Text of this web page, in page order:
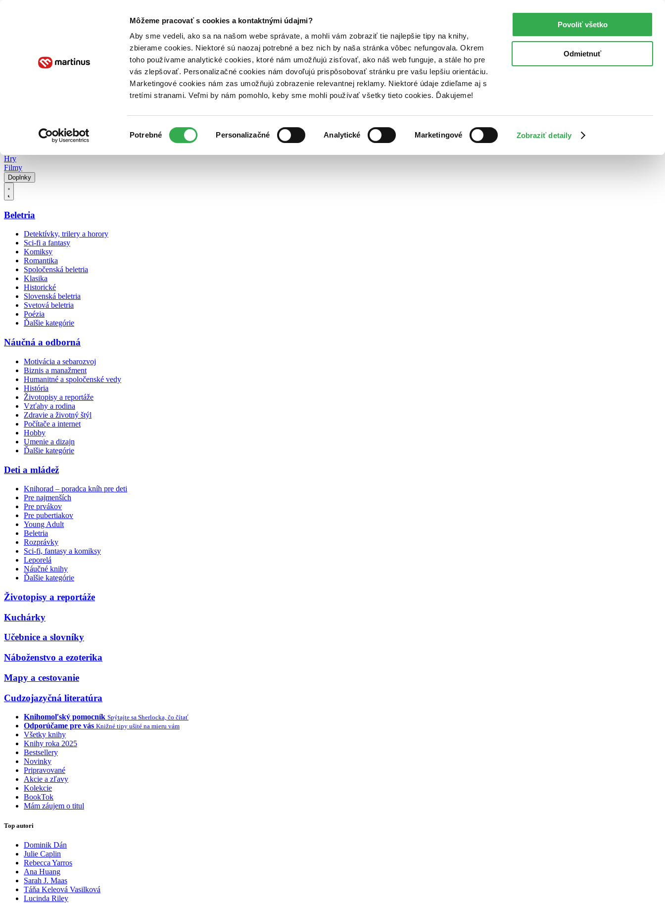
Môžeme pracovať s cookies a kontaktnými údajmi?
Aby sme vedeli, ako sa na našom webe správate, a mohli vám zobraziť tie najlepšie tipy na knihy,
zbierame cookies. Niektoré sú naozaj potrebné a bez nich by naša stránka vôbec nefungovala. Okrem
toho používame analytické cookies, ktoré nám umožňujú zisťovať, ako náš web funguje, a stále ho pre
vás zlepšovať. Personalizačné cookies nám dovoľujú prispôsobovať stránku pre vašu lepšiu orientáciu.
Marketingové cookies nám zas umožňujú zobrazenie relevantnej reklamy. Niektoré údaje zdieľame aj s
tretími stranami. Veľmi by nám pomohlo, keby sme mohli používať všetky tieto cookies. Ďakujeme!
súhlasu
Potrebné Personalizačné Analytické Marketingové Zobraziť detaily
Povoliť všetko
Odmietnuť
Poukážky Kontakt
Hry
Filmy
Doplnky
Beletria
Detektívky, trilery a horory
Sci-fi a fantasy
Komiksy
Romantika
Spoločenská beletria
Klasika
Historické
Slovenská beletria
Svetová beletria
Poézia
Ďalšie kategórie
Náučná a odborná
Motivácia a sebarozvoj
Biznis a manažment
Humanitné a spoločenské vedy
História
Životopisy a reportáže
Vzťahy a rodina
Zdravie a životný štýl
Počítače a internet
Hobby
Umenie a dizajn
Ďalšie kategórie
Deti a mládež
Knihorad – poradca kníh pre deti
Pre najmenších
Pre prvákov
Pre pubertiakov
Young Adult
Beletria
Rozprávky
Sci-fi, fantasy a komiksy
Leporelá
Náučné knihy
Ďalšie kategórie
Životopisy a reportáže
Kuchárky
Učebnice a slovníky
Náboženstvo a ezoterika
Mapy a cestovanie
Cudzojazyčná literatúra
Knihomoľský pomocník Spýtajte sa Sherlocka, čo čítať
Odporúčame pre vás Knižné tipy ušité na mieru vám
Všetky knihy
Knihy roka 2025
Bestsellery
Novinky
Pripravované
Akcie a zľavy
Kolekcie
BookTok
Mám záujem o titul
Top autori
Dominik Dán
Julie Caplin
Rebecca Yarros
Ana Huang
Sarah J. Maas
Táňa Keleová Vasilková
Lucinda Riley